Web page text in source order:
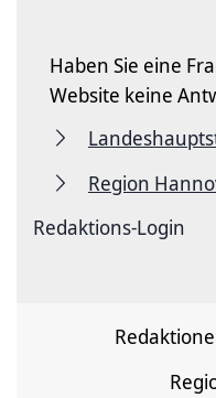
Haben Sie eine
Website keine
Region
Redaktions-Login